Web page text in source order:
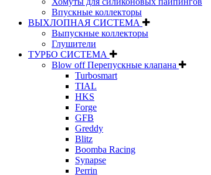
Впускные коллекторы
ВЫХЛОПНАЯ СИСТЕМА
Выпускные коллекторы
Глушители
ТУРБО СИСТЕМА
Blow off Перепускные клапана
Turbosmart
TIAL
HKS
Forge
GFB
Greddy
Blitz
Boomba Racing
Synapse
Perrin